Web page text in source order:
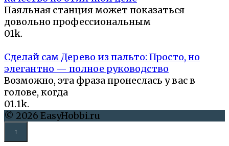
Паяльная станция может показаться
довольно профессиональным
01k.
Сделай сам Дерево из пальто: Просто, но
элегантно — полное руководство
Возможно, эта фраза пронеслась у вас в
голове, когда
01.1k.
© 2026 EasyHobbi.ru